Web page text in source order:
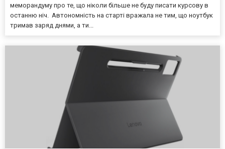
меморандуму про те, що ніколи більше не буду писати курсову в
останню ніч. Автономність на старті вражала не тим, що ноутбук
тримав заряд днями, а ти...